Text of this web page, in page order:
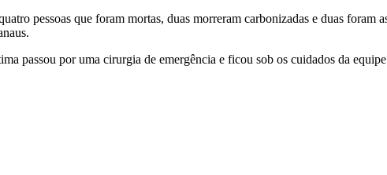
pessoas que foram mortas, duas morreram carbonizadas e duas
passou por uma cirurgia de emergência e ficou sob os cuidados da